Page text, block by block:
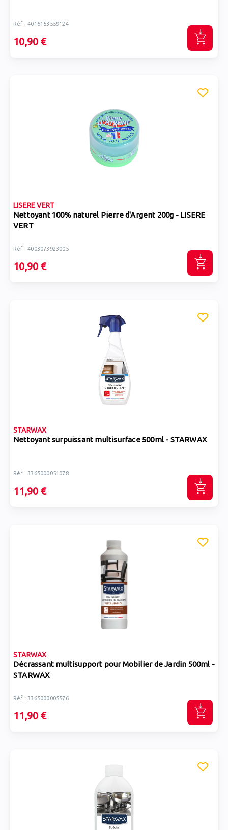
Réf : 4016153559124
10,90 €
LISERE VERT
Nettoyant 100% naturel Pierre d'Argent 200g - LISERE
VERT
Réf : 4003073923005
10,90 €
STARWAX
Nettoyant surpuissant multisurface 500ml - STARWAX
Réf : 3365000051078
11,90 €
STARWAX
Décrassant multisupport pour Mobilier de Jardin 500ml -
STARWAX
Réf : 3365000005576
11,90 €